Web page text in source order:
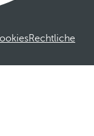
Rechtliche